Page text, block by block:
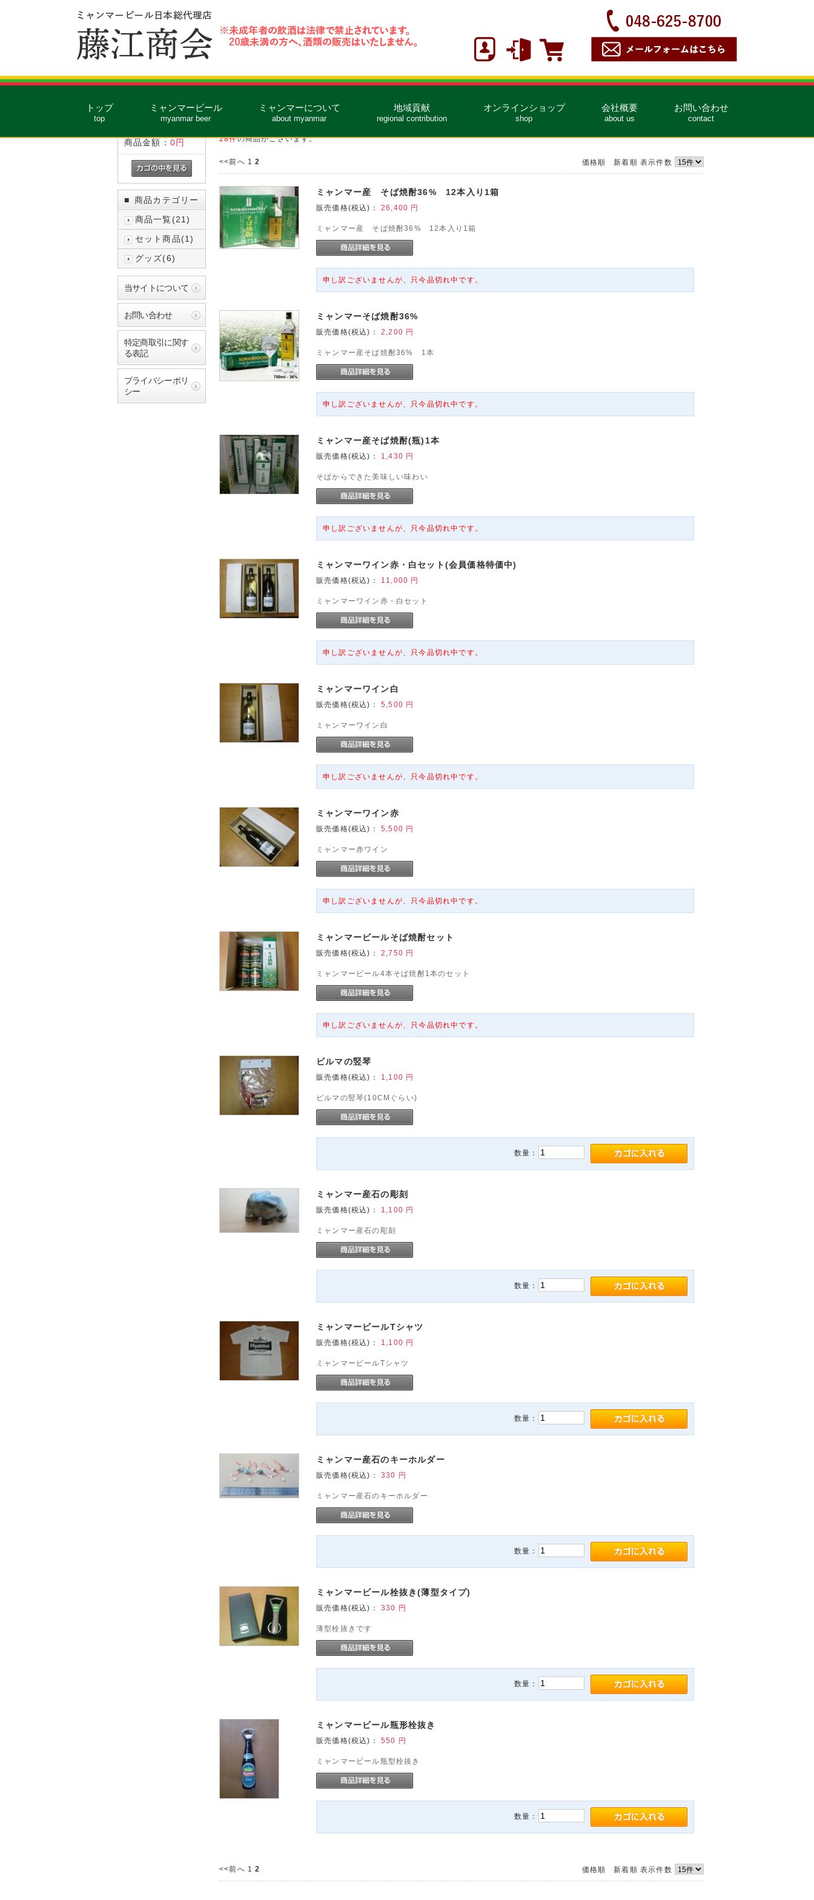
トップ
top
ミャンマービール
myanmar beer
ミャンマーについて
about myanmar
地域貢献
regional contribution
オンラインショップ
shop
会社概要
about us
お問い合わせ
contact
現在のカゴの中
商品金額： 0円
■
商品カテゴリー
商品一覧(21)
セット商品(1)
グッズ(6)
当サイトについて
お問い合わせ
特定商取引に関す
る表記
プライバシーポリ
シー
全商品
28件の商品がございます。
価格順 新着順 表示件数
<<前へ 1 2
ミャンマー産 そば焼酎36% 12本入り1箱
販売価格(税込)： 26,400 円
ミャンマー産 そば焼酎36% 12本入り1箱
申し訳ございませんが、只今品切れ中です。
ミャンマーそば焼酎36%
販売価格(税込)： 2,200 円
ミャンマー産そば焼酎36% 1本
申し訳ございませんが、只今品切れ中です。
ミャンマー産そば焼酎(瓶)1本
販売価格(税込)： 1,430 円
そばからできた美味しい味わい
申し訳ございませんが、只今品切れ中です。
ミャンマーワイン赤・白セット(会員価格特価中)
販売価格(税込)： 11,000 円
ミャンマーワイン赤・白セット
申し訳ございませんが、只今品切れ中です。
ミャンマーワイン白
販売価格(税込)： 5,500 円
ミャンマーワイン白
申し訳ございませんが、只今品切れ中です。
ミャンマーワイン赤
販売価格(税込)： 5,500 円
ミャンマー赤ワイン
申し訳ございませんが、只今品切れ中です。
ミャンマービールそば焼酎セット
販売価格(税込)： 2,750 円
ミャンマービール4本そば焼酎1本のセット
申し訳ございませんが、只今品切れ中です。
ビルマの竪琴
販売価格(税込)： 1,100 円
ビルマの竪琴(10CMぐらい)
数量：
ミャンマー産石の彫刻
販売価格(税込)： 1,100 円
ミャンマー産石の彫刻
数量：
ミャンマービールTシャツ
販売価格(税込)： 1,100 円
ミャンマービールTシャツ
数量：
ミャンマー産石のキーホルダー
販売価格(税込)： 330 円
ミャンマー産石のキーホルダー
数量：
ミャンマービール栓抜き(薄型タイプ)
販売価格(税込)： 330 円
薄型栓抜きです
数量：
ミャンマービール瓶形栓抜き
販売価格(税込)： 550 円
ミャンマービール瓶型栓抜き
数量：
価格順 新着順 表示件数
<<前へ 1 2